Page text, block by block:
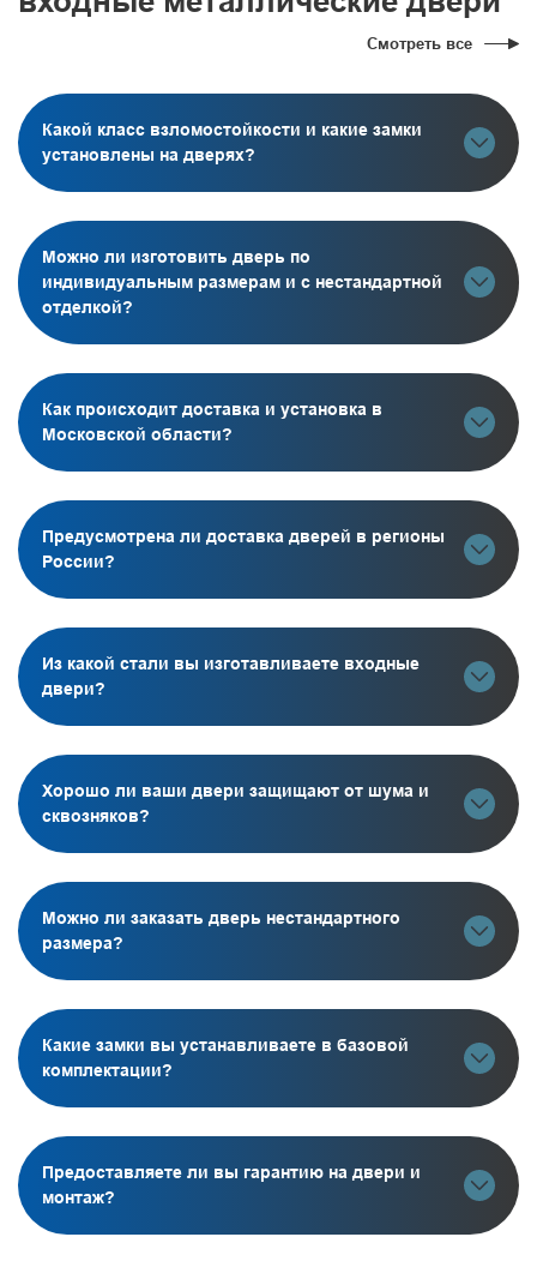
Смотреть все
Какой класс взломостойкости и какие замки
установлены на дверях?
Можно ли изготовить дверь по
индивидуальным размерам и с нестандартной
отделкой?
Как происходит доставка и установка в
Московской области?
Предусмотрена ли доставка дверей в регионы
России?
Из какой стали вы изготавливаете входные
двери?
Хорошо ли ваши двери защищают от шума и
сквозняков?
Можно ли заказать дверь нестандартного
размера?
Какие замки вы устанавливаете в базовой
комплектации?
Предоставляете ли вы гарантию на двери и
монтаж?